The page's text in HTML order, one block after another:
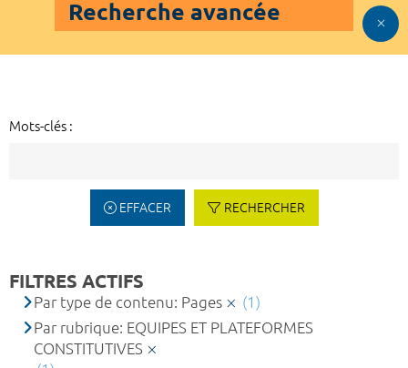
Recherche avancée
Mots-clés :
EFFACER RECHERCHER
FILTRES ACTIFS
Par type de contenu: Pages
(1)
Par rubrique: EQUIPES ET PLATEFORMES
CONSTITUTIVES